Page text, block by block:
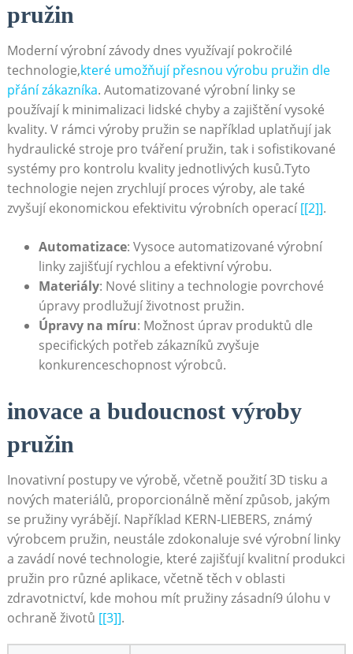
pružin
Moderní‍ výrobní závody dnes využívají pokročilé
technologie,které umožňují⁣ přesnou výrobu pružin dle
přání zákazníka. Automatizované výrobní linky se⁣
používají k minimalizaci​ lidské chyby a zajištění ⁣vysoké​
kvality. V rámci výroby pružin se ‍například uplatňují⁢ jak⁤
hydraulické stroje pro ⁤tváření pružin, ⁣tak i sofistikované
systémy pro ‍kontrolu kvality jednotlivých kusů.Tyto
‍technologie nejen zrychlují proces výroby, ale také
zvyšují ⁣ekonomickou ⁢efektivitu⁢ výrobních‌ operací[[2]].
Automatizace: Vysoce automatizované výrobní
⁢linky zajišťují rychlou a efektivní výrobu.
Materiály: Nové slitiny a technologie povrchové
úpravy prodlužují ​životnost pružin.
Úpravy na míru:⁤ Možnost úprav produktů dle
specifických potřeb ⁣zákazníků zvyšuje
konkurenceschopnost⁢ výrobců.
inovace a budoucnost výroby
pružin
Inovativní postupy ve výrobě,‌ včetně použití 3D tisku a
nových materiálů, proporcionálně mění způsob, jakým‌
se pružiny vyrábějí. ⁢Například⁤ KERN-LIEBERS, známý
výrobcem⁤ pružin, neustále zdokonaluje své ⁤výrobní ⁤linky
a zavádí nové technologie, které ‌zajišťují kvalitní ⁢produkci
pružin pro různé aplikace, včetně těch ⁤v oblasti
zdravotnictví, kde⁣ mohou mít‌ pružiny⁢ zásadní9 ​úlohu v
ochraně životů‌ [[3]].